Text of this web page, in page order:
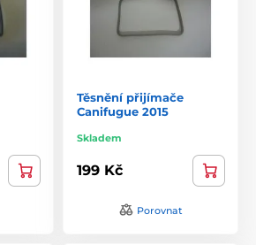
Těsnění přijímače
Canifugue 2015
Skladem
199 Kč
Porovnat